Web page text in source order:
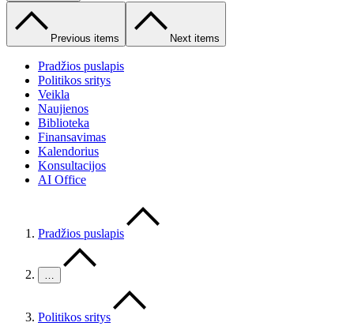
Previous items Next items
Pradžios puslapis
Politikos sritys
Veikla
Naujienos
Biblioteka
Finansavimas
Kalendorius
Konsultacijos
AI Office
Pradžios puslapis
…
Politikos sritys